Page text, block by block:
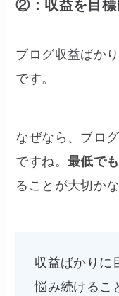
②：収益を目標
ブログ収益ばか
です。
なぜなら、ブロ
ですね。最低で
ることが大切か
収益ばかりに
悩み続けるこ